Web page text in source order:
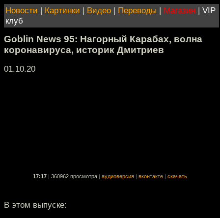
Новости | Картинки | Видео | Переводы | Магазин | VIP
клуб
Goblin News 95: Нагорный Карабах, волна
коронавируса, историк Дмитриев
01.10.20
17:17 360962 просмотра аудиоверсия вконтакте скачать
В этом выпуске: